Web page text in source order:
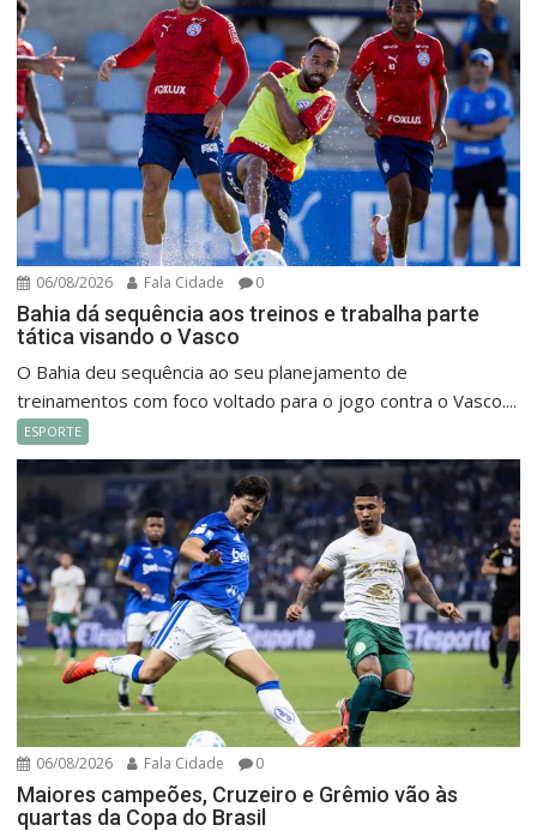
06/08/2026 Fala Cidade 0
Bahia dá sequência aos treinos e trabalha parte
tática visando o Vasco
O Bahia deu sequência ao seu planejamento de
treinamentos com foco voltado para o jogo contra o Vasco....
ESPORTE
06/08/2026 Fala Cidade 0
Maiores campeões, Cruzeiro e Grêmio vão às
quartas da Copa do Brasil